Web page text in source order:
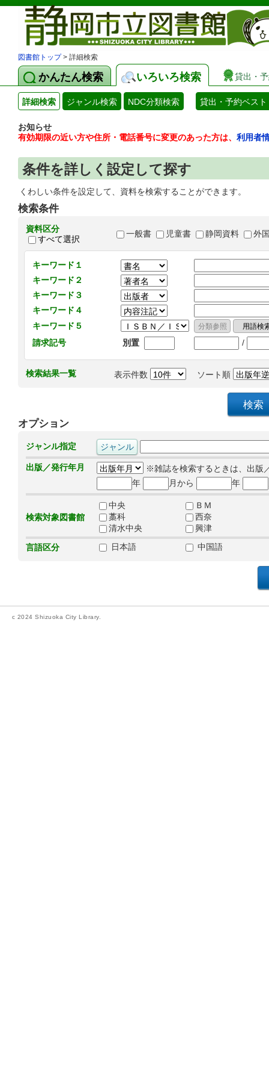
図書館トップ> 詳細検索
かんたん検索 いろいろ検索 貸出・
詳細検索 ジャンル検索 NDC分類検索 貸出・予約ベスト
お知らせ
有効期限の近い方や住所・電話番号に変更のあった方は、 利用者
条件を詳しく設定して探す
くわしい条件を設定して、資料を検索することができます。
検索条件
資料区分
すべて選択
一般書 児童書 静岡資料 外
キーワード１
キーワード２
キーワード３
キーワード４
キーワード５
請求記号
別置 /
検索結果一覧 表示件数 ソート順
オプション
ジャンル指定
出版／発行年月
※雑誌を検索するときは、出版
年
月から 年
検索対象図書館
中央
ＢＭ
藁科
西奈
清水中央
興津
言語区分
日本語 中国語
c 2024 Shizuoka City Library.